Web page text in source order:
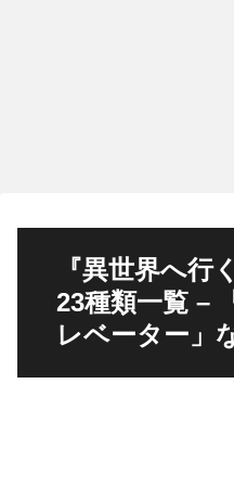
『異世界へ行
23種類一覧 –
レベーター」